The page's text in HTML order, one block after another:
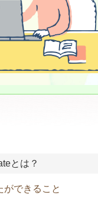
とは？
ができること